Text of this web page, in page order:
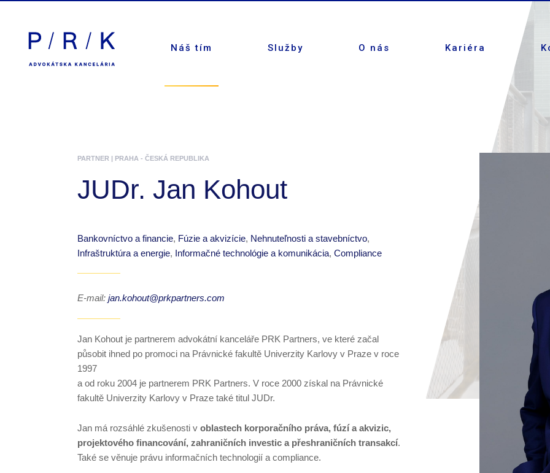
Náš tím Služby O nás Kariéra
PARTNER | PRAHA - ČESKÁ REPUBLIKA
JUDr. Jan Kohout
Bankovníctvo a financie, Fúzie a akvizície, Nehnuteľnosti a stavebníctvo,
Infraštruktúra a energie, Informačné technológie a komunikácia, Compliance
E-mail: jan.kohout@prkpartners.com
Jan Kohout je partnerem advokátní kanceláře PRK Partners, ve které začal
působit ihned po promoci na Právnické fakultě Univerzity Karlovy v Praze v roce
1997
a od roku 2004 je partnerem PRK Partners. V roce 2000 získal na Právnické
fakultě Univerzity Karlovy v Praze také titul JUDr.
Jan má rozsáhlé zkušenosti v oblastech korporačního práva, fúzí a akvizic,
projektového financování, zahraničních investic a přeshraničních transakcí.
Také se věnuje právu informačních technologií a compliance.